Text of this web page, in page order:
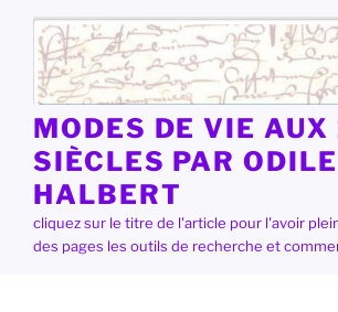
contenu
principal
MODES DE VIE AUX
SIÈCLES PAR ODILE
HALBERT
cliquez sur le titre de l'article pour l'avoir
des pages les outils de recherche et